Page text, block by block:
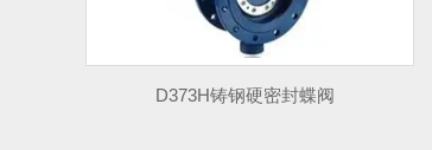
D373H铸钢硬密封蝶阀